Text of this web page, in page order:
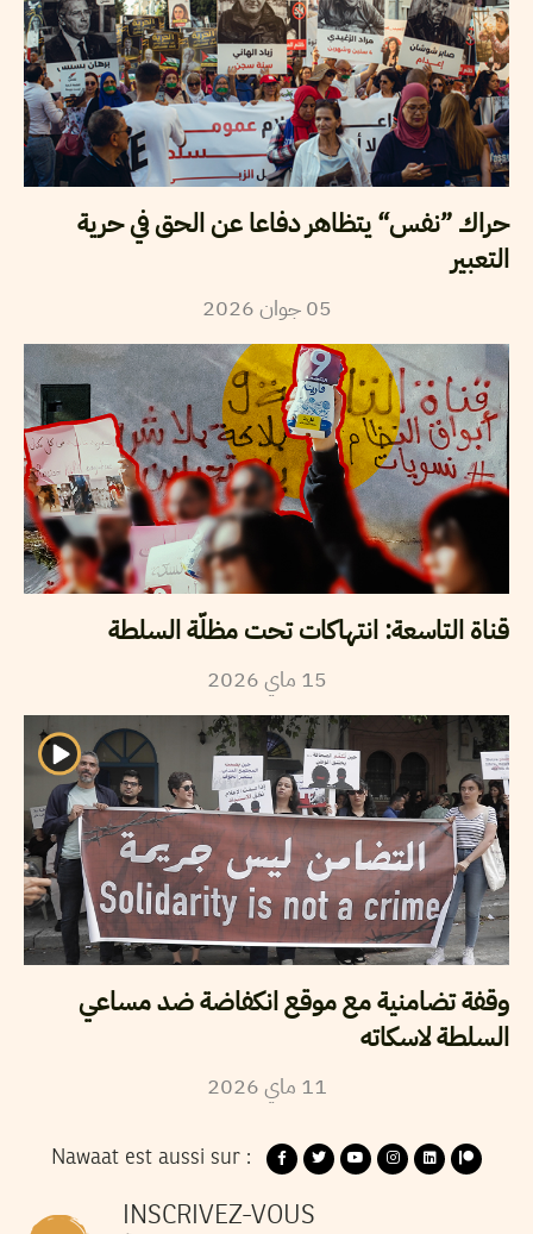
حراك ”نفس“ يتظاهر دفاعا عن الحق في حرية
التعبير
05 جوان2026
قناة التاسعة: انتهاكات تحت مظلّة السلطة
15 ماي2026
وقفة تضامنية مع موقع انكفاضة ضد مساعي
السلطة لاسكاته
11 ماي2026
Nawaat est aussi sur :
INSCRIVEZ-VOUS